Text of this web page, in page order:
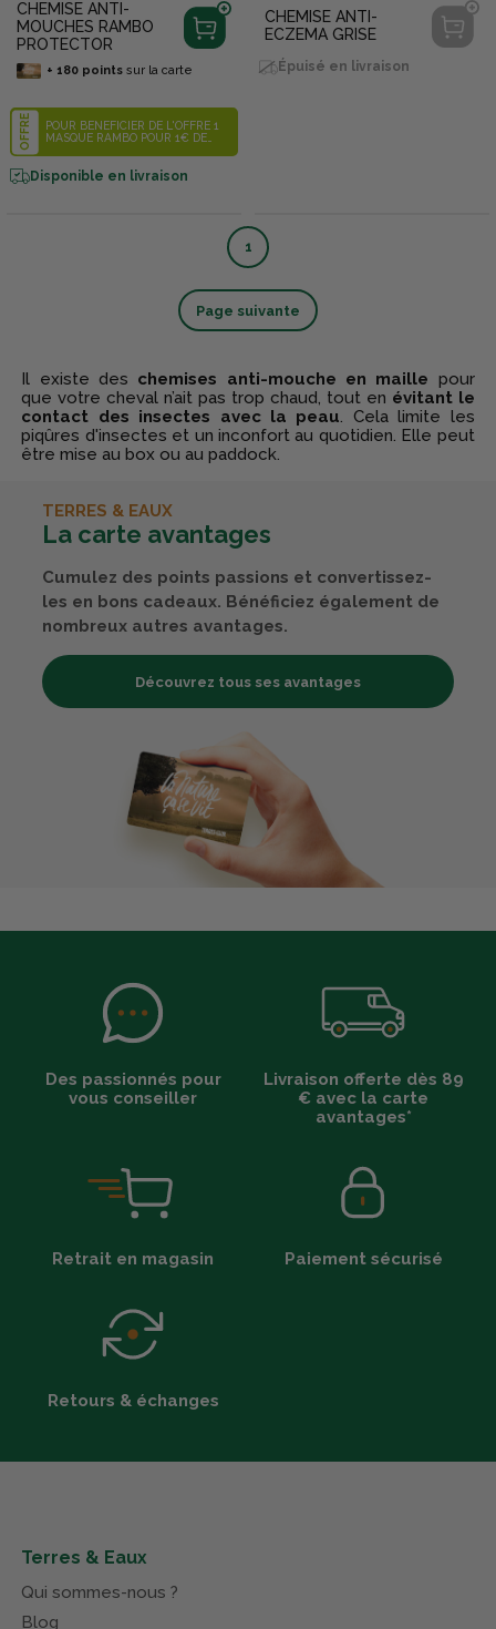
CHEMISE ANTI-
MOUCHES RAMBO
PROTECTOR
+ 180pointssur la carte
OFFRE
POUR BÉNÉFICIER DE L'OFFRE 1
MASQUE RAMBO POUR 1€ DE
VOTRE PANIER 1 CHEMISE ANTI-
MOUCHES RAMBO + 1 BONNET
MOUCHES RAMBO : COB 1173377
Disponible en livraison
CHEMISE ANTI-
ECZEMA GRISE
Épuisé en livraison
1
Page suivante
Il existe des chemises anti-mouche en maille pour
que votre cheval n’ait pas trop chaud, tout en évitant le
contact des insectes avec la peau. Cela limite les
piqûres d'insectes et un inconfort au quotidien. Elle peut
être mise au box ou au paddock.
TERRES & EAUX
La carte avantages
Cumulez des points passions et convertissez-
les en bons cadeaux. Bénéficiez également de
nombreux autres avantages.
Découvrez tous ses avantages
Des passionnés pour
vous conseiller
Livraison offerte dès 89
€ avec la carte
avantages*
Retrait en magasin Paiement sécurisé
Retours & échanges
Terres & Eaux
Qui sommes-nous ?
Blog